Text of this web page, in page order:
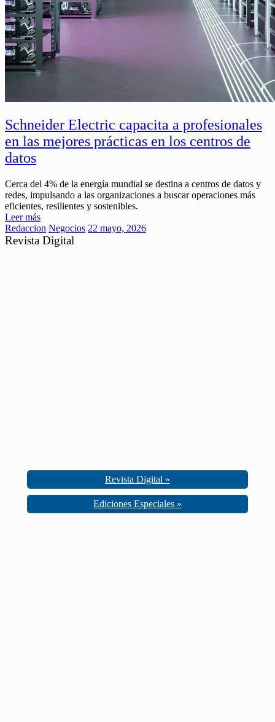
Schneider Electric capacita a profesionales
en las mejores prácticas en los centros de
datos
Cerca del 4% de la energía mundial se destina a centros de datos y
redes, impulsando a las organizaciones a buscar operaciones más
eficientes, resilientes y sostenibles.
Leer más
Redaccion Negocios 22 mayo, 2026
Revista Digital
Revista Digital »
Ediciones Especiales »